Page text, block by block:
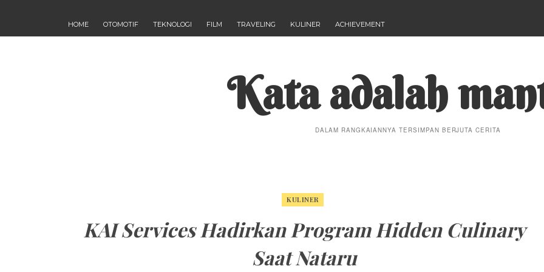
HOME OTOMOTIF TEKNOLOGI FILM TRAVELING KULINER ACHIEVEMENT
Kata adalah
DALAM RANGKAIANNYA TERSIMPAN BERJUTA CERITA
KULINER
KAI Services Hadirkan Program Hidden Culinary
Saat Nataru